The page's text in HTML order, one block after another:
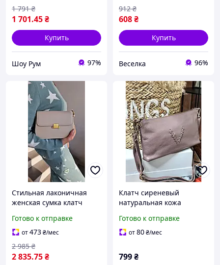
1 701.45₴
1 791 ₴
Купить
Шоу Рум 97%
608₴
912 ₴
Купить
Веселка 96%
Стильная лаконичная
женская сумка клатч
высокого качества
Готово к отправке
от473₴/мес
2 835.75₴
2 985 ₴
Клатч сиреневый
натуральная кожа
Готово к отправке
от80₴/мес
799₴